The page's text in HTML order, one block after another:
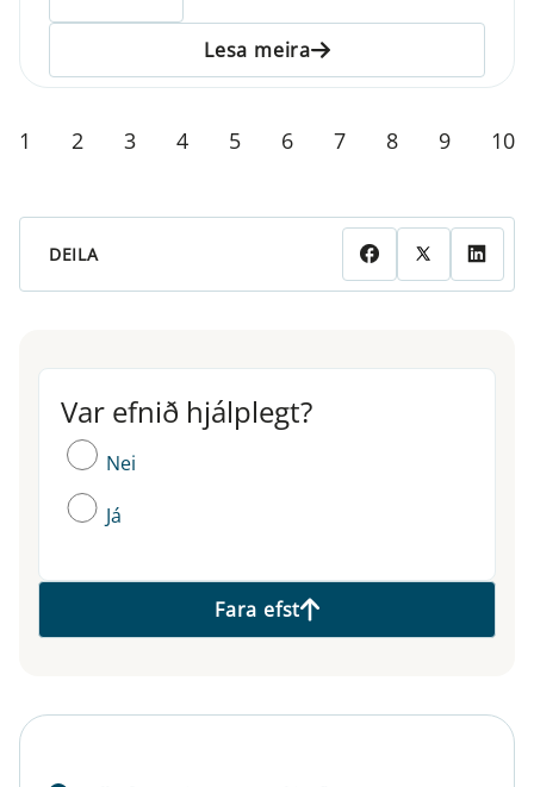
Lesa meira
1 2 3 4 5 6 7 8 9 10
DEILA
Var efnið hjálplegt?
Var efnið hjálplegt?
Nei
Já
Fara efst